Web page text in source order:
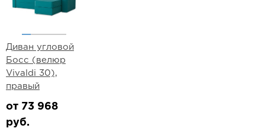
Диван угловой
Босс (велюр
Vivaldi 30),
правый
от 73 968
руб.